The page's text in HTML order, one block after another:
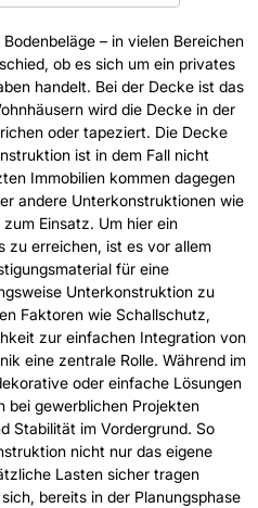
– in vielen Bereichen
ob es sich um ein privates
handelt. Bei der Decke ist das
wird die Decke in der
oder tapeziert. Die Decke
ist in dem Fall nicht
Immobilien kommen dagegen
andere Unterkonstruktionen wie
Einsatz. Um hier ein
zu erreichen, ist es vor allem
für eine
Unterkonstruktion zu
Faktoren wie Schallschutz,
zur einfachen Integration von
eine zentrale Rolle. Während im
oder einfache Lösungen
bei gewerblichen Projekten
Stabilität im Vordergrund. So
nicht nur das eigene
Lasten sicher tragen
bereits in der Planungsphase